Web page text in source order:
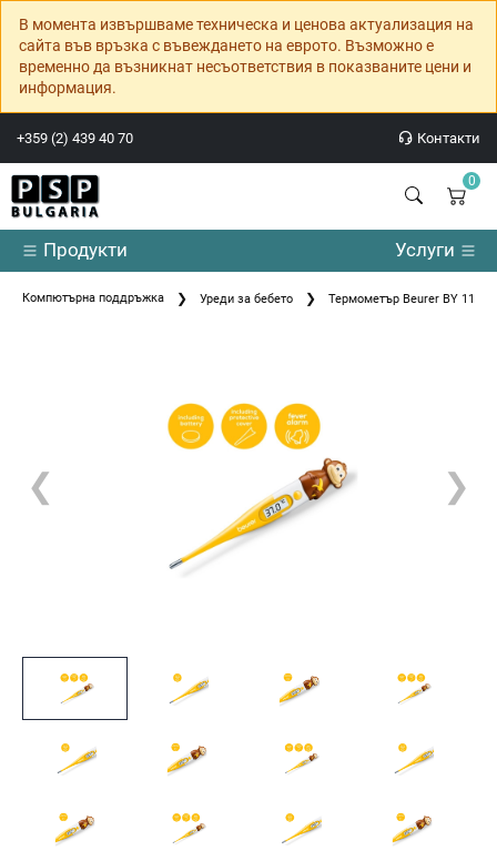
В момента извършваме техническа и ценова актуализация на
сайта във връзка с въвеждането на еврото. Възможно е
временно да възникнат несъответствия в показваните цени и
информация.
+359 (2) 439 40 70 Контакти
0
Продукти Услуги
Компютърна поддръжка Уреди за бебето Термометър Beurer BY 11
❮ ❯